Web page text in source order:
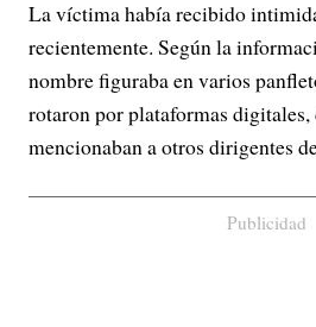
La víctima había recibido
recientemente. Según la
nombre figuraba en varios
rotaron por plataformas
mencionaban a otros dirigentes
Publicidad